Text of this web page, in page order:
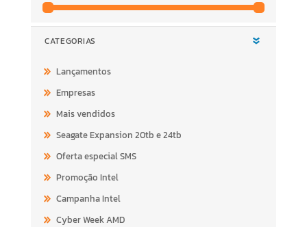
CATEGORIAS
Lançamentos
Empresas
Mais vendidos
Seagate Expansion 20tb e 24tb
Oferta especial SMS
Promoção Intel
Campanha Intel
Cyber Week AMD